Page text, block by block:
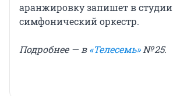
аранжировку запишет в студии
симфонический оркестр.
Подробнее — в«Телесемь»№ 25.